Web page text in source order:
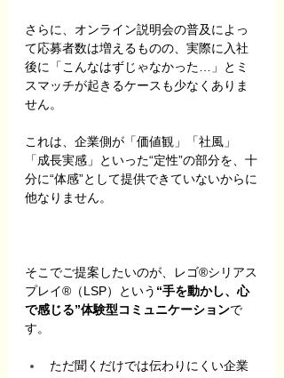
さらに、オンライン説明会の普及によっ
て応募者数は増えるものの、実際に入社
後に「こんなはずじゃなかった…」とミ
スマッチが起きるケースも少なくありま
せん。
これは、企業側が「価値観」「社風」
「成長実感」といった“定性”の部分を、十
分に“体感”として提供できていないからに
他なりません。
そこでご提案したいのが、レゴ®シリアス
プレイ®（LSP）という “手を動かし、心
で感じる”体験型コミュニケーションで
す。
ただ聞くだけでは伝わりにくい企業